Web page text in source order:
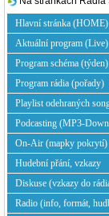
Hlavní stránka (HOME)
Aktuální program (Live)
Program schéma (týden)
Program rádia (pořady)
Playlist odehraných
Podcasting (MP3-
On-Air (mapky pokrytí)
Hudební přání, vzkazy
Diskuse (vzkazy do
Radio (info, formát,